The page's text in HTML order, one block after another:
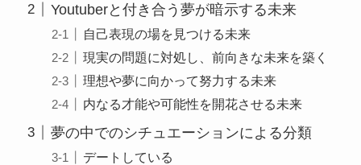
Youtuberと付き合う夢が暗示する未来
自己表現の場を見つける未来
現実の問題に対処し、前向きな未来を築く
理想や夢に向かって努力する未来
内なる才能や可能性を開花させる未来
夢の中でのシチュエーションによる分類
デートしている